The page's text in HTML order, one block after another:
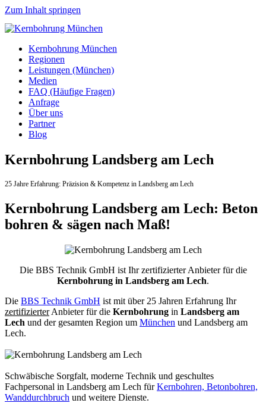
Zum Inhalt springen
Kernbohrung München
Regionen
Leistungen (München)
Medien
FAQ (Häufige Fragen)
Anfrage
Über uns
Partner
Blog
Kernbohrung Landsberg am Lech
25 Jahre Erfahrung: Präzision & Kompetenz in Landsberg am Lech
Kernbohrung Landsberg am Lech: Beton
bohren & sägen nach Maß!
Die BBS Technik GmbH ist Ihr zertifizierter Anbieter für die
Kernbohrung in Landsberg am Lech.
Die BBS Technik GmbH ist mit über 25 Jahren Erfahrung Ihr
zertifizierterAnbieter für die Kernbohrung in Landsberg am
Lech und der gesamten Region um München und Landsberg am
Lech.
Schwäbische Sorgfalt, moderne Technik und geschultes
Fachpersonal in Landsberg am Lech fürKernbohren, Betonbohren,
Wanddurchbruch und weitere Dienste.